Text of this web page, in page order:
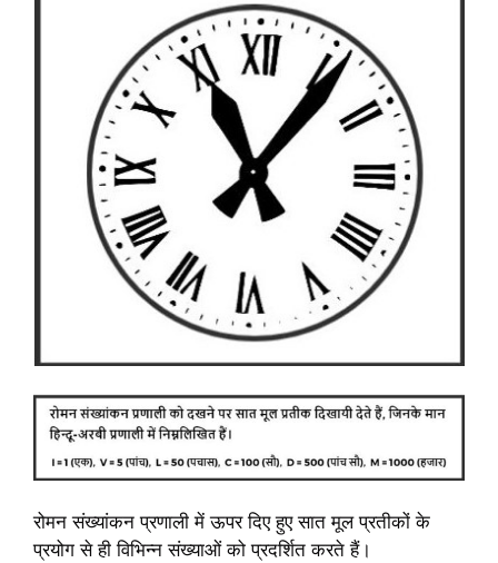
रोमन संख्यांकन प्रणाली में ऊपर दिए हुए सात मूल प्रतीकों के
प्रयोग से ही विभिन्न संख्याओं को प्रदर्शित करते हैं।